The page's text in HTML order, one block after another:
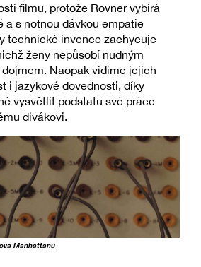
filmu, protože Rovner vybírá
a s notnou dávkou empatie
technické invence zachycuje
ženy nepůsobí nudným
Naopak vidíme jejich
i jazykové dovednosti, díky
vysvětlit podstatu své práce
divákovi.
Manhattanu